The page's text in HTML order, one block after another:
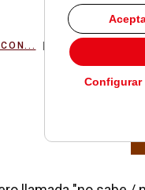
25 ABRIL 2017